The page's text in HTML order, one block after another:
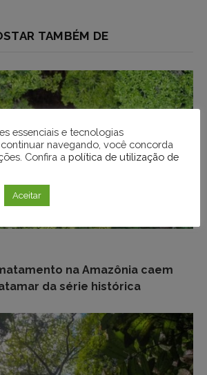
TAMBÉM DE
na Amazônia caem
da série histórica
essenciais e tecnologias
navegando, você concorda
Confira a política de utilização de
Aceitar